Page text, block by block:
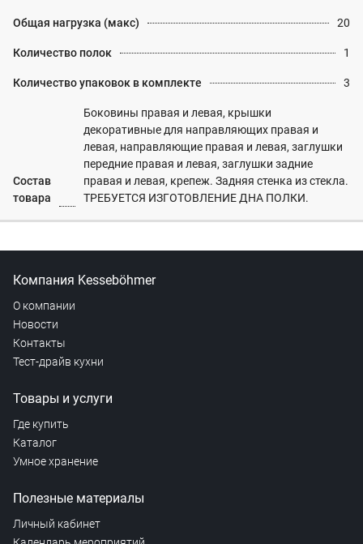
Общая нагрузка (макс) 20
Количество полок 1
Количество упаковок в комплекте 3
Состав
товара
Боковины правая и левая, крышки
декоративные для направляющих правая и
левая, направляющие правая и левая, заглушки
передние правая и левая, заглушки задние
правая и левая, крепеж. Задняя стенка из стекла.
ТРЕБУЕТСЯ ИЗГОТОВЛЕНИЕ ДНА ПОЛКИ.
Компания Kesseböhmer
О компании
Новости
Контакты
Тест-драйв кухни
Товары и услуги
Где купить
Каталог
Умное хранение
Полезные материалы
Личный кабинет